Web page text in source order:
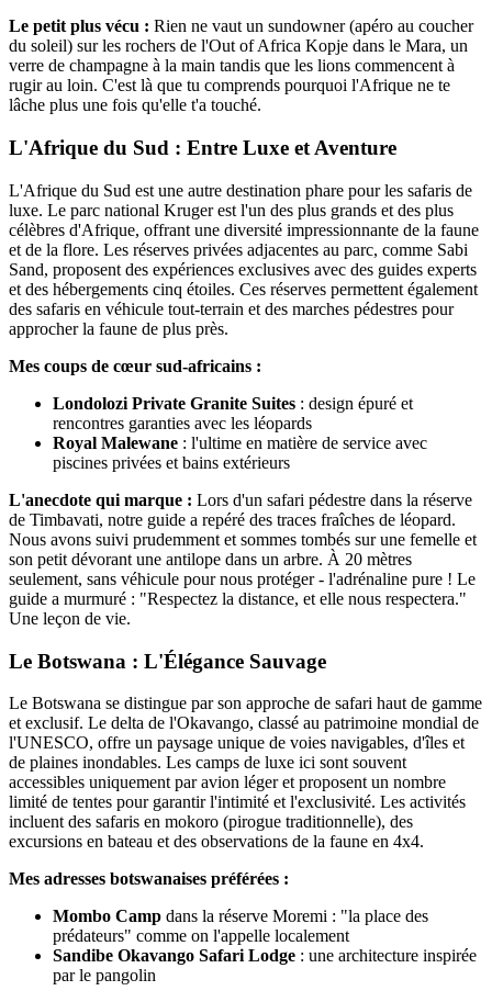
Le petit plus vécu : Rien ne vaut un sundowner (apéro au coucher
du soleil) sur les rochers de l'Out of Africa Kopje dans le Mara, un
verre de champagne à la main tandis que les lions commencent à
rugir au loin. C'est là que tu comprends pourquoi l'Afrique ne te
lâche plus une fois qu'elle t'a touché.
L'Afrique du Sud : Entre Luxe et Aventure
L'Afrique du Sud est une autre destination phare pour les safaris de
luxe. Le parc national Kruger est l'un des plus grands et des plus
célèbres d'Afrique, offrant une diversité impressionnante de la faune
et de la flore. Les réserves privées adjacentes au parc, comme Sabi
Sand, proposent des expériences exclusives avec des guides experts
et des hébergements cinq étoiles. Ces réserves permettent également
des safaris en véhicule tout-terrain et des marches pédestres pour
approcher la faune de plus près.
Mes coups de cœur sud-africains :
Londolozi Private Granite Suites : design épuré et
rencontres garanties avec les léopards
Royal Malewane : l'ultime en matière de service avec
piscines privées et bains extérieurs
L'anecdote qui marque : Lors d'un safari pédestre dans la réserve
de Timbavati, notre guide a repéré des traces fraîches de léopard.
Nous avons suivi prudemment et sommes tombés sur une femelle et
son petit dévorant une antilope dans un arbre. À 20 mètres
seulement, sans véhicule pour nous protéger - l'adrénaline pure ! Le
guide a murmuré : "Respectez la distance, et elle nous respectera."
Une leçon de vie.
Le Botswana : L'Élégance Sauvage
Le Botswana se distingue par son approche de safari haut de gamme
et exclusif. Le delta de l'Okavango, classé au patrimoine mondial de
l'UNESCO, offre un paysage unique de voies navigables, d'îles et
de plaines inondables. Les camps de luxe ici sont souvent
accessibles uniquement par avion léger et proposent un nombre
limité de tentes pour garantir l'intimité et l'exclusivité. Les activités
incluent des safaris en mokoro (pirogue traditionnelle), des
excursions en bateau et des observations de la faune en 4x4.
Mes adresses botswanaises préférées :
Mombo Camp dans la réserve Moremi : "la place des
prédateurs" comme on l'appelle localement
Sandibe Okavango Safari Lodge : une architecture inspirée
par le pangolin